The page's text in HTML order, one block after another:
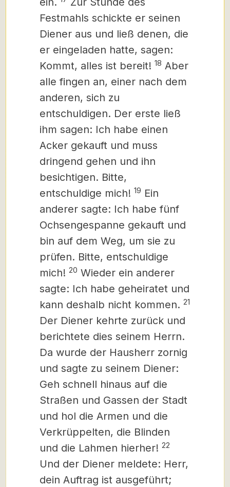
Festmahls schickte er seinen
Diener aus und ließ denen, die
er eingeladen hatte, sagen:
Kommt, alles ist bereit! 18 Aber
alle fingen an, einer nach dem
anderen, sich zu
entschuldigen. Der erste ließ
ihm sagen: Ich habe einen
Acker gekauft und muss
dringend gehen und ihn
besichtigen. Bitte,
entschuldige mich! 19 Ein
anderer sagte: Ich habe fünf
Ochsengespanne gekauft und
bin auf dem Weg, um sie zu
prüfen. Bitte, entschuldige
mich! 20 Wieder ein anderer
sagte: Ich habe geheiratet und
kann deshalb nicht kommen. 21
Der Diener kehrte zurück und
berichtete dies seinem Herrn.
Da wurde der Hausherr zornig
und sagte zu seinem Diener:
Geh schnell hinaus auf die
Straßen und Gassen der Stadt
und hol die Armen und die
Verkrüppelten, die Blinden
und die Lahmen hierher! 22
Und der Diener meldete: Herr,
dein Auftrag ist ausgeführt;